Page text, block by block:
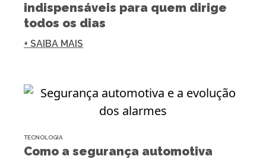
indispensáveis para quem dirige
todos os dias
+ SAIBA MAIS
TECNOLOGIA
Como a segurança automotiva